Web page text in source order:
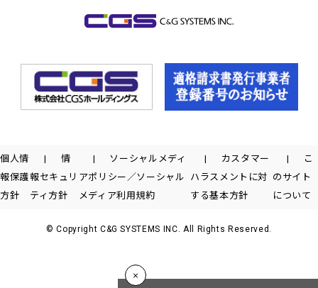
個人情
報保護
方針
情
報セキュリ
ティ方針
ソーシャルメディ
アポリシー／ソーシャル
メディア利用規約
カスタマー
ハラスメントに対
する基本方針
こ
のサイト
について
© Copyright C&G SYSTEMS INC. All Rights Reserved.